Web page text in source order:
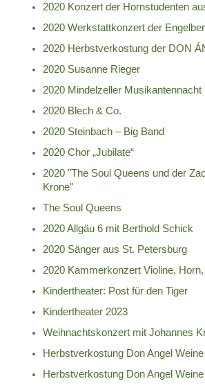
2020 Konzert der Hornstudenten
2020 Werkstattkonzert der
2020 Herbstverkostung der DON
2020 Susanne Rieger
2020 Mindelzeller Musikantennacht
2020 Blech & Co.
2020 Steinbach – Big Band
2020 Chor „Jubilate“
2020 "The Soul Queens und der
Krone"
The Soul Queens
2020 Allgäu 6 mit Berthold Schick
2020 Sänger aus St. Petersburg
2020 Kammerkonzert Violine,
Kindertheater: Post für den Tiger
Kindertheater 2023
Weihnachtskonzert mit Johannes
Herbstverkostung Don Angel
Herbstverkostung Don Angel